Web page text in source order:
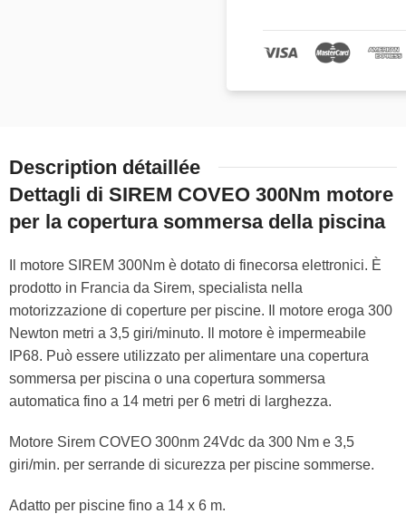
Description détaillée
Dettagli di SIREM COVEO 300Nm motore
per la copertura sommersa della piscina
Il motore SIREM 300Nm è dotato di finecorsa elettronici. È
prodotto in Francia da Sirem, specialista nella
motorizzazione di coperture per piscine. Il motore eroga 300
Newton metri a 3,5 giri/minuto. Il motore è impermeabile
IP68. Può essere utilizzato per alimentare una copertura
sommersa per piscina o una copertura sommersa
automatica fino a 14 metri per 6 metri di larghezza.
Motore Sirem COVEO 300nm 24Vdc da 300 Nm e 3,5
giri/min. per serrande di sicurezza per piscine sommerse.
Adatto per piscine fino a 14 x 6 m.